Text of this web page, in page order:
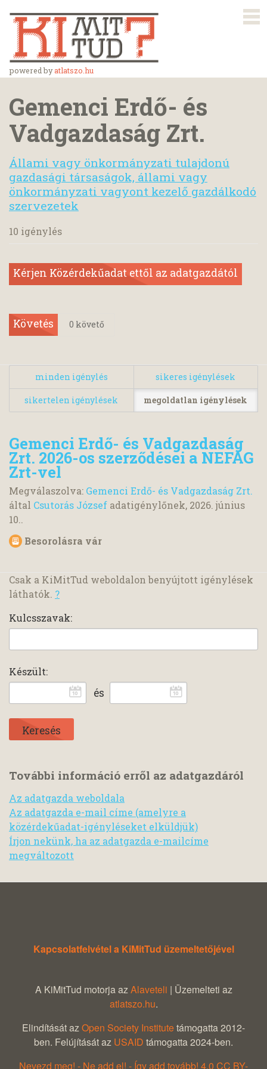
powered byatlatszo.hu
Gemenci Erdő- és
Vadgazdaság Zrt.
Állami vagy önkormányzati tulajdonú
gazdasági társaságok, állami vagy
önkormányzati vagyont kezelő gazdálkodó
szervezetek
10 igénylés
Kérjen Közérdekűadat ettől az adatgazdától
Követés 0 követő
minden igénylés sikeres igénylések
sikertelen igénylések megoldatlan igénylések
Gemenci Erdő- és Vadgazdaság
Zrt. 2026-os szerződései a NEFAG
Zrt-vel
Megválaszolva: Gemenci Erdő- és Vadgazdaság Zrt.
által Csutorás József adatigénylőnek, 2026. június
10..
Besorolásra vár
Csak a KiMitTud weboldalon benyújtott igénylések
láthatók. ?
Kulcsszavak:
Készült:
és
További információ erről az adatgazdáról
Az adatgazda weboldala
Az adatgazda e-mail címe (amelyre a
közérdekűadat-igényléseket elküldjük)
Írjon nekünk, ha az adatgazda e-mailcíme
megváltozott
Kapcsolatfelvétel a KiMitTud üzemeltetőjével
A KiMitTud motorja azAlaveteli | Üzemelteti az
atlatszo.hu.
Elindítását azOpen Society Institutetámogatta 2012-
ben. Felújítását az USAID támogatta 2024-ben.
Nevezd meg! - Ne add el! - Így add tovább! 4.0 CC BY-